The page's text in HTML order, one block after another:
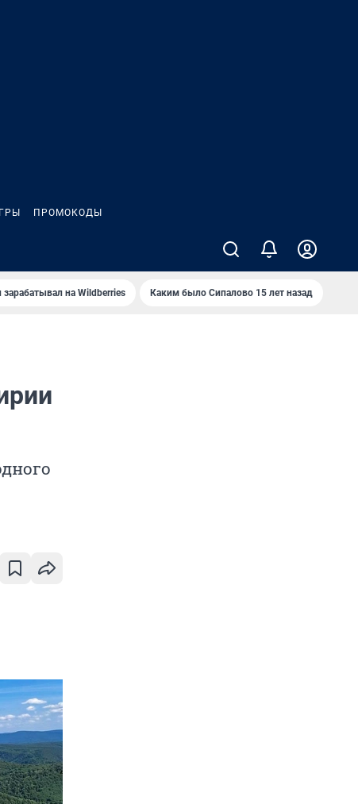
ПРОМОКОДЫ
на Wildberries Каким было Сипалово 15 лет назад